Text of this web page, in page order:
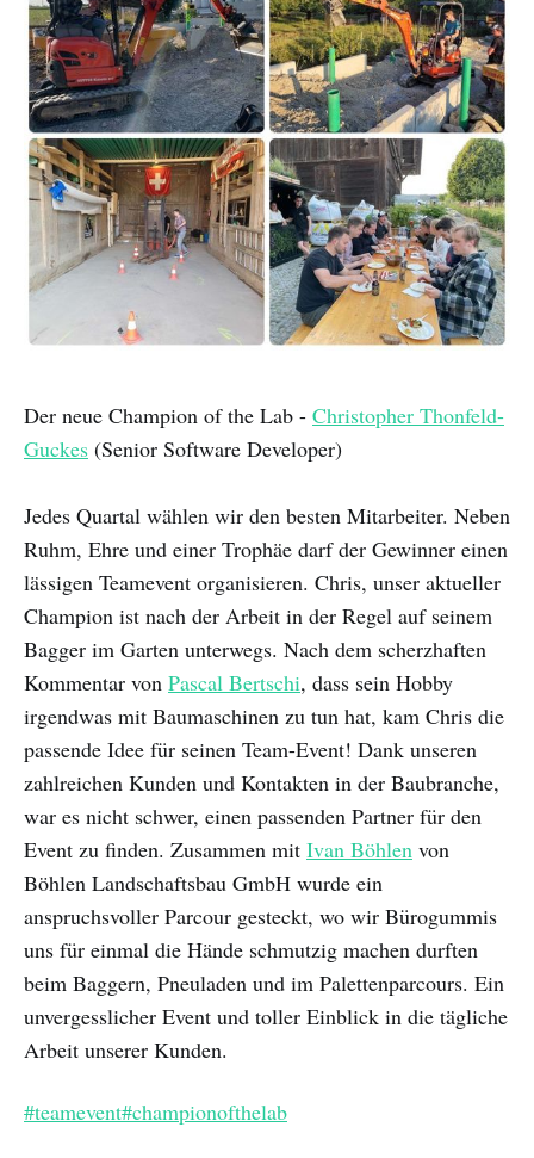
Der neue Champion of the Lab - Christopher Thonfeld-
Guckes (Senior Software Developer)
Jedes Quartal wählen wir den besten Mitarbeiter. Neben
Ruhm, Ehre und einer Trophäe darf der Gewinner einen
lässigen Teamevent organisieren. Chris, unser aktueller
Champion ist nach der Arbeit in der Regel auf seinem
Bagger im Garten unterwegs. Nach dem scherzhaften
Kommentar von Pascal Bertschi, dass sein Hobby
irgendwas mit Baumaschinen zu tun hat, kam Chris die
passende Idee für seinen Team-Event! Dank unseren
zahlreichen Kunden und Kontakten in der Baubranche,
war es nicht schwer, einen passenden Partner für den
Event zu finden. Zusammen mit Ivan Böhlen von
Böhlen Landschaftsbau GmbH wurde ein
anspruchsvoller Parcour gesteckt, wo wir Bürogummis
uns für einmal die Hände schmutzig machen durften
beim Baggern, Pneuladen und im Palettenparcours. Ein
unvergesslicher Event und toller Einblick in die tägliche
Arbeit unserer Kunden.
#teamevent#championofthelab